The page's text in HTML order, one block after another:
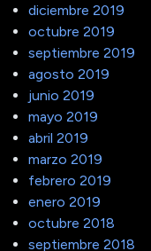
diciembre 2019
octubre 2019
septiembre 2019
agosto 2019
junio 2019
mayo 2019
abril 2019
marzo 2019
febrero 2019
enero 2019
octubre 2018
septiembre 2018